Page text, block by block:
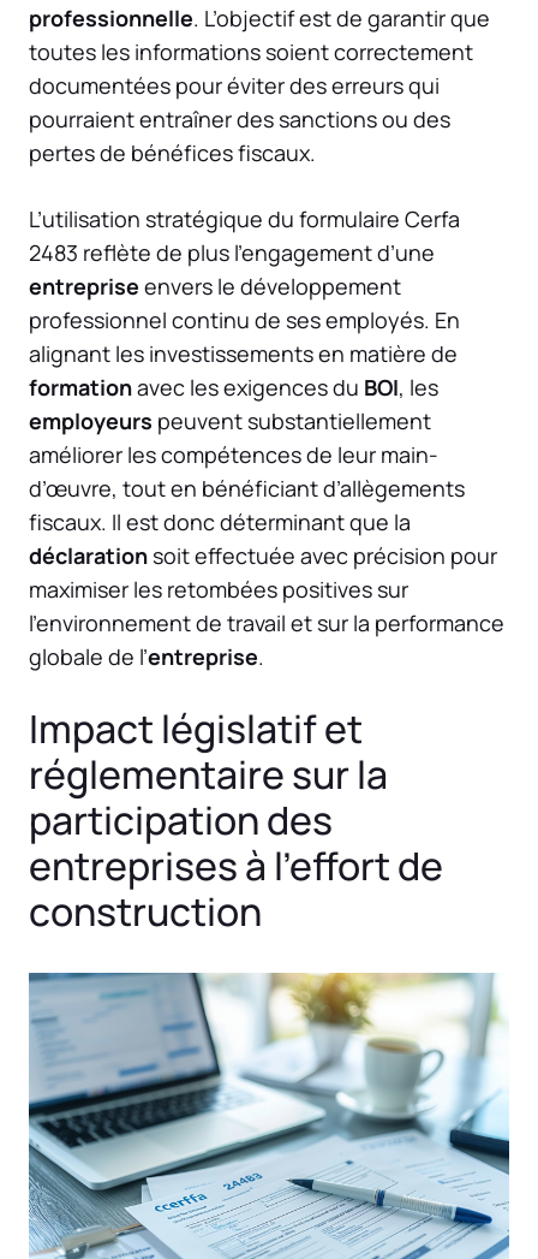
professionnelle. L’objectif est de garantir que
toutes les informations soient correctement
documentées pour éviter des erreurs qui
pourraient entraîner des sanctions ou des
pertes de bénéfices fiscaux.
L’utilisation stratégique du formulaire Cerfa
2483 reflète de plus l’engagement d’une
entreprise envers le développement
professionnel continu de ses employés. En
alignant les investissements en matière de
formationavec les exigences du BOI, les
employeurs peuvent substantiellement
améliorer les compétences de leur main-
d’œuvre, tout en bénéficiant d’allègements
fiscaux. Il est donc déterminant que la
déclarationsoit effectuée avec précision pour
maximiser les retombées positives sur
l’environnement de travail et sur la performance
globale de l’entreprise.
Impact législatif et
réglementaire sur la
participation des
entreprises à l’effort de
construction